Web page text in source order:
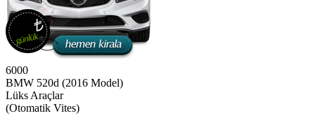
6000
BMW 520d (2016 Model)
Lüks Araçlar
(Otomatik Vites)